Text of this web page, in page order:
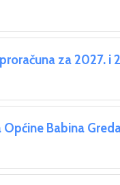
za 2027. i
Babina